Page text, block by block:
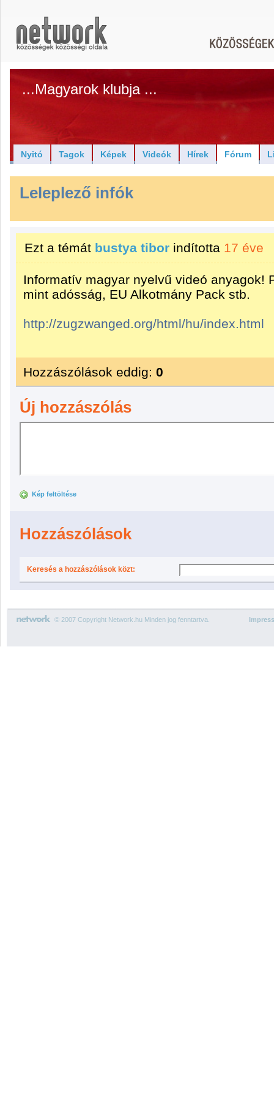
...Magyarok klubja ...
Nyitó Tagok Képek Videók Hírek Fórum
Leleplező infók
Ezt a témát bustya tibor indította 17 éve
Informatív magyar nyelvű videó anyagok!
mint adósság, EU Alkotmány Pack stb.
http://zugzwanged.org/html/hu/index.html
Hozzászólások eddig: 0
Új hozzászólás
Kép feltöltése
Hozzászólások
Keresés a hozzászólások közt:
© 2007 Copyright Network.hu Minden jog fenntartva.